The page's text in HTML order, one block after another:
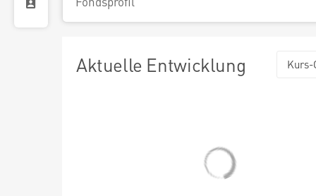
Aktuelle Entwicklung Kurs-